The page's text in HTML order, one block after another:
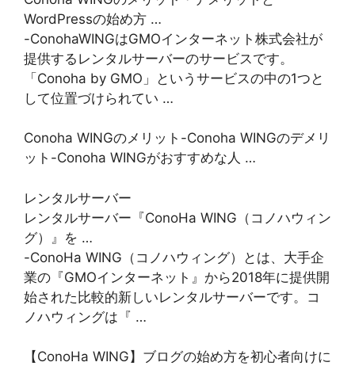
WordPressの始め方 …
-ConohaWINGはGMOインターネット株式会社が
提供するレンタルサーバーのサービスです。
「Conoha by GMO」というサービスの中の1つと
して位置づけられてい …
Conoha WINGのメリット-Conoha WINGのデメリ
ット-Conoha WINGがおすすめな人 …
レンタルサーバー
レンタルサーバー『ConoHa WING（コノハウィン
グ）』を …
-ConoHa WING（コノハウィング）とは、大手企
業の『GMOインターネット』から2018年に提供開
始された比較的新しいレンタルサーバーです。コ
ノハウィングは『 …
【ConoHa WING】ブログの始め方を初心者向けに